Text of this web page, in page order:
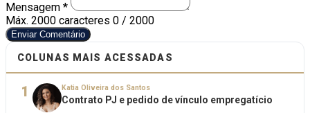
Mensagem *
Máx. 2000 caracteres 0 / 2000
Enviar Comentário
COLUNAS MAIS ACESSADAS
1 Katia Oliveira dos Santos
Contrato PJ e pedido de vínculo empregatício